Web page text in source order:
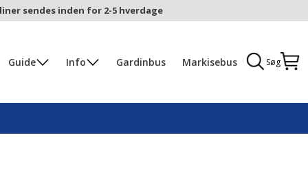
sendes inden for 2-5 hverdage
Søg
Guide Info Gardinbus Markisebus